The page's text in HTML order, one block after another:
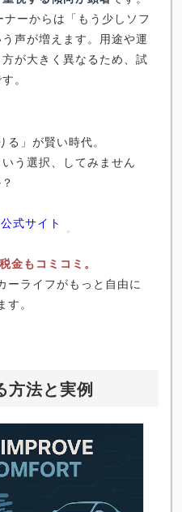
ーからは「もう少しソフ
声が増えます。用途や運
が大きく異なるため、試
。
る」が賢い時代。
う選択、してみません
式サイト
金もコミコミ。
ーライフがもっと自由に
す。
方法と実例